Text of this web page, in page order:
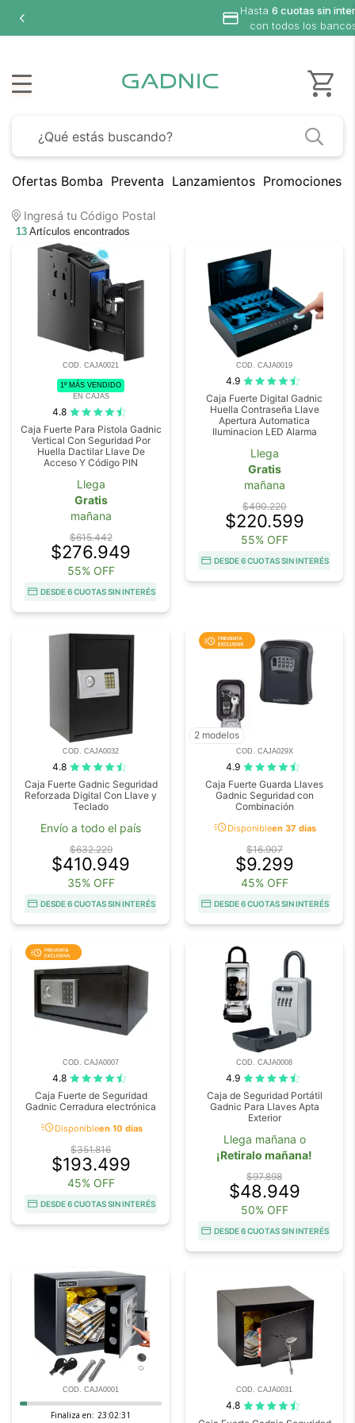
6 cuotas sin interés
con todos los bancos
Ofertas Bomba Preventa Lanzamientos Promociones
Ingresá tu Código Postal
13 Artículos encontrados
COD. CAJA0021
1º MÁS VENDIDO
EN CAJAS
4.8
Caja Fuerte Para Pistola Gadnic
Vertical Con Seguridad Por
Huella Dactilar Llave De
Acceso Y Código PIN
Llega
Gratis
mañana
$615.442
$276.949
55% OFF
DESDE 6 CUOTAS SIN INTERÉS
COD. CAJA0019
4.9
Caja Fuerte Digital Gadnic
Huella Contraseña Llave
Apertura Automatica
Iluminacion LED Alarma
Llega
Gratis
mañana
$490.220
$220.599
55% OFF
DESDE 6 CUOTAS SIN INTERÉS
COD. CAJA0032
4.8
Caja Fuerte Gadnic Seguridad
Reforzada Digital Con Llave y
Teclado
Envío a todo el país
$632.229
$410.949
35% OFF
DESDE 6 CUOTAS SIN INTERÉS
2 modelos
COD. CAJA029X
4.9
Caja Fuerte Guarda Llaves
Gadnic Seguridad con
Combinación
acuteDisponibleen 37 días
$16.907
$9.299
45% OFF
DESDE 6 CUOTAS SIN INTERÉS
COD. CAJA0007
4.8
Caja Fuerte de Seguridad
Gadnic Cerradura electrónica
acuteDisponibleen 10 días
$351.816
$193.499
45% OFF
DESDE 6 CUOTAS SIN INTERÉS
COD. CAJA0008
4.9
Caja de Seguridad Portátil
Gadnic Para Llaves Apta
Exterior
Llega mañana o
¡Retiralo mañana!
$97.898
$48.949
50% OFF
DESDE 6 CUOTAS SIN INTERÉS
COD. CAJA0001
Finaliza en: 23:02:31
COD. CAJA0031
4.8